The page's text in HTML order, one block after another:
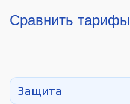
Сравнить тарифы
Защита